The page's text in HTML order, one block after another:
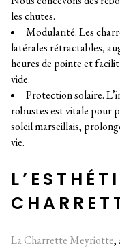
les chutes.
Modularité. Les
latérales rétractables,
heures de pointe et
vide.
Protection solaire.
robustes est vitale pour
soleil marseillais,
vie.
La Charrette Meyriotte,